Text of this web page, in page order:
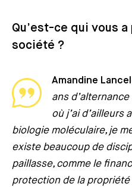
Qu’est-ce qui vous
société ?
Amandine
ans d’alternance
où j’ai d’ailleurs
biologie moléculaire, je
existe beaucoup de
paillasse, comme le
protection de la